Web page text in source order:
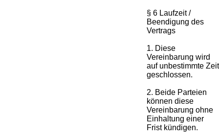
§ 6 Laufzeit /
Beendigung des
Vertrags
1. Diese
Vereinbarung wird
auf unbestimmte Zeit
geschlossen.
2. Beide Parteien
können diese
Vereinbarung ohne
Einhaltung einer
Frist kündigen.